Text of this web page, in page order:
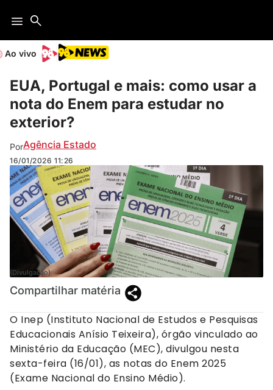
Ao vivo
EUA, Portugal e mais: como usar a
nota do Enem para estudar no
exterior?
PorAgência Estado
16/01/2026 11:26
(Divulgação)
Compartilhar matéria
O Inep (Instituto Nacional de Estudos e Pesquisas
Educacionais Anísio Teixeira), órgão vinculado ao
Ministério da Educação (MEC), divulgou nesta
sexta-feira (16/01), as notas do Enem 2025
(Exame Nacional do Ensino Médio).